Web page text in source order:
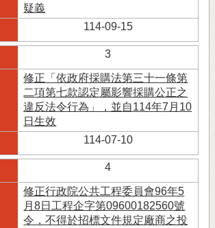
疑義
114-09-15
3
修正「依政府採購法第三十一條第
二項第七款認定屬影響採購公正之
違反法令行為」，並自114年7月10
日生效
114-07-10
4
修正行政院公共工程委員會96年5
月8日工程企字第09600182560號
令，不得於招標文件規定廠商之投